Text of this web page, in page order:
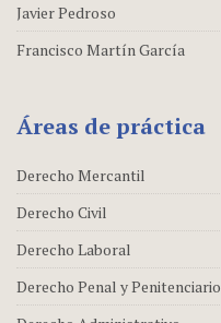
Javier Pedroso
Francisco Martín García
Áreas de práctica
Derecho Mercantil
Derecho Civil
Derecho Laboral
Derecho Penal y Penitenciario